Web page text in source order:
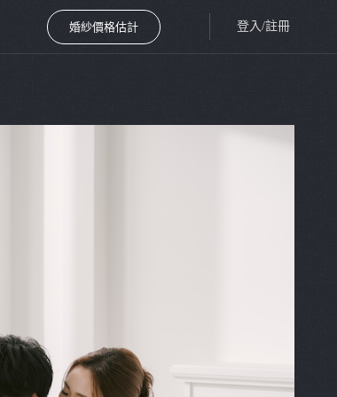
婚紗價格估計 登入/註冊